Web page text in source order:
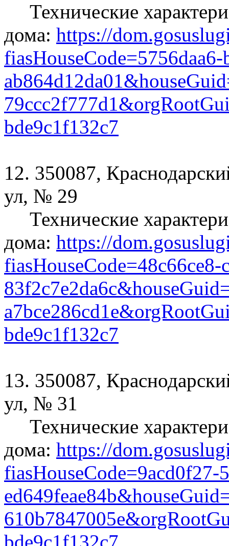
Технические
дома: https://
bde9c1f132c7
12. 350087,
ул, № 29
Технические
дома: https://
bde9c1f132c7
13. 350087,
ул, № 31
Технические
дома: https://